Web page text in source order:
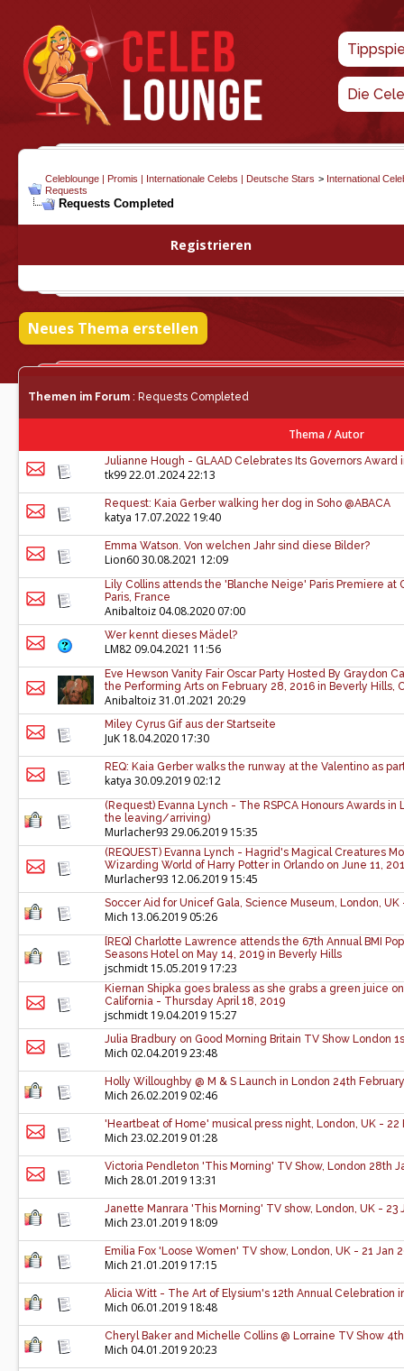
Die
Celeblounge | Promis | Internationale Celebs | Deutsche Stars > International
Requests
Requests Completed
Registrieren
Neues Thema erstellen
Themen im Forum : Requests Completed
Thema/Autor
Julianne Hough - GLAAD Celebrates Its Governors Award
tk9922.01.2024 22:13
Request: Kaia Gerber walking her dog in Soho @ABACA
katya 17.07.2022 19:40
Emma Watson. Von welchen Jahr sind diese Bilder?
Lion6030.08.2021 12:09
Lily Collins attends the 'Blanche Neige' Paris Premiere at
Paris, France
Anibaltoiz 04.08.2020 07:00
Wer kennt dieses Mädel?
LM82 09.04.2021 11:56
Eve Hewson Vanity Fair Oscar Party Hosted By Graydon
the Performing Arts on February 28, 2016 in Beverly Hills,
Anibaltoiz31.01.2021 20:29
Miley Cyrus Gif aus der Startseite
JuK 18.04.2020 17:30
REQ: Kaia Gerber walks the runway at the Valentino as
katya 30.09.2019 02:12
(Request) Evanna Lynch - The RSPCA Honours Awards in
the leaving/arriving)
Murlacher93 29.06.2019 15:35
(REQUEST) Evanna Lynch - Hagrid's Magical Creatures
Wizarding World of Harry Potter in Orlando on June 11,
Murlacher93 12.06.2019 15:45
Soccer Aid for Unicef Gala, Science Museum, London, UK
Mich 13.06.2019 05:26
[REQ] Charlotte Lawrence attends the 67th Annual BMI
Seasons Hotel on May 14, 2019 in Beverly Hills
jschmidt 15.05.2019 17:23
Kiernan Shipka goes braless as she grabs a green juice
California - Thursday April 18, 2019
jschmidt 19.04.2019 15:27
Julia Bradbury on Good Morning Britain TV Show London
Mich 02.04.2019 23:48
Holly Willoughby @ M & S Launch in London 24th
Mich 26.02.2019 02:46
'Heartbeat of Home' musical press night, London, UK - 22
Mich 23.02.2019 01:28
Victoria Pendleton 'This Morning' TV Show, London 28th
Mich 28.01.2019 13:31
Janette Manrara 'This Morning' TV show, London, UK - 23
Mich 23.01.2019 18:09
Emilia Fox 'Loose Women' TV show, London, UK - 21 Jan
Mich 21.01.2019 17:15
Alicia Witt - The Art of Elysium's 12th Annual Celebration
Mich 06.01.2019 18:48
Cheryl Baker and Michelle Collins @ Lorraine TV Show
Mich 04.01.2019 20:23